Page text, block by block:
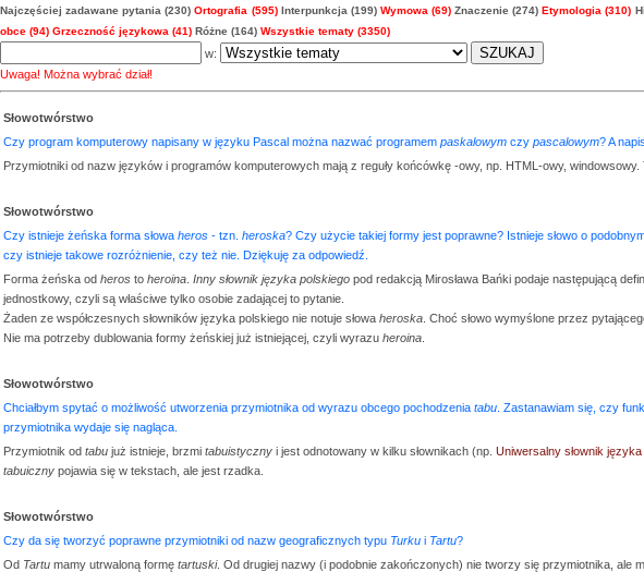
Najczęściej zadawane pytania (230) Ortografia (595) Interpunkcja (199) Wymowa (69) Znaczenie (274) Etymologia (310)
obce (94) Grzeczność językowa (41) Różne (164) Wszystkie tematy (3350)
w:
Uwaga! Można wybrać dział!
Słowotwórstwo
Czy program komputerowy napisany w języku Pascal można nazwać programem paskalowym czy pascalowym? A
Przymiotniki od nazw języków i programów komputerowych mają z reguły końcówkę -owy, np. HTML-owy,
Słowotwórstwo
Czy istnieje żeńska forma słowa heros - tzn. heroska? Czy użycie takiej formy jest poprawne? Istnieje słowo o
czy istnieje takowe rozróżnienie, czy też nie. Dziękuję za odpowiedź.
Forma żeńska od heros to heroina Inny słownik języka polskiego pod redakcją Mirosława Bańki podaje następującą
jednostkowy, czyli są właściwe tylko osobie zadającej to pytanie.
Żaden ze współczesnych słowników języka polskiego nie notuje słowa heroska . Choć słowo wymyślone przez
Nie ma potrzeby dublowania formy żeńskiej już istniejącej, czyli wyrazu heroina
Słowotwórstwo
Chciałbym spytać o możliwość utworzenia przymiotnika od wyrazu obcego pochodzenia tabu . Zastanawiam się, czy
przymiotnika wydaje się nagląca.
Przymiotnik od tabu już istnieje, brzmi tabuistyczny i jest odnotowany w kilku słownikach (np. Uniwersalny słownik
tabuiczny pojawia się w tekstach, ale jest rzadka.
Słowotwórstwo
Czy da się tworzyć poprawne przymiotniki od nazw geograficznych typu Turku i Tartu?
Od Tartu mamy utrwaloną formę tartuski. Od drugiej nazwy (i podobnie zakończonych) nie tworzy się przymiotnika, ale